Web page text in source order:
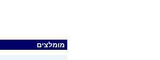
מומלצים